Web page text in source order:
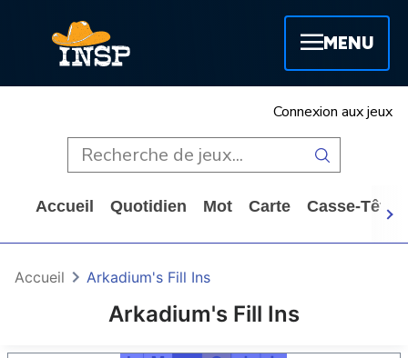
MENU
Connexion aux jeux
Accueil Quotidien Mot Carte Casse-Tête
Arkadium's Fill Ins
Accueil Arkadium's Fill Ins